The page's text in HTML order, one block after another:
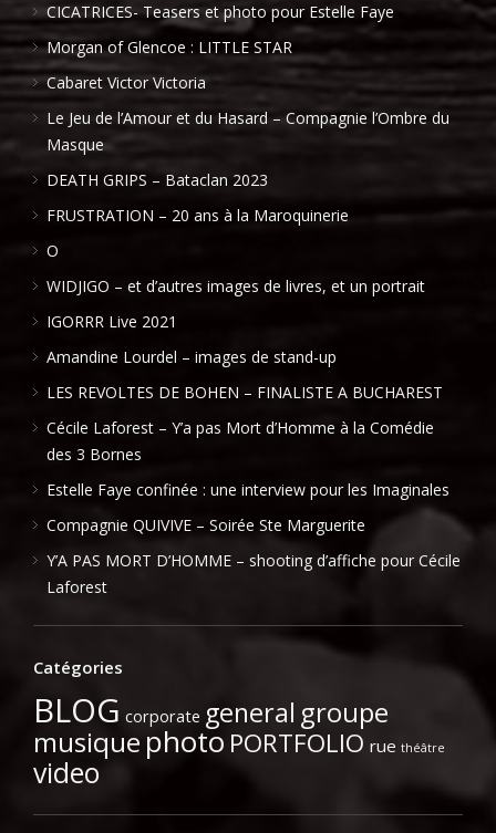
CICATRICES- Teasers et photo pour Estelle Faye
Morgan of Glencoe : LITTLE STAR
Cabaret Victor Victoria
Le Jeu de l’Amour et du Hasard – Compagnie l’Ombre du
Masque
DEATH GRIPS – Bataclan 2023
FRUSTRATION – 20 ans à la Maroquinerie
O
WIDJIGO – et d’autres images de livres, et un portrait
IGORRR Live 2021
Amandine Lourdel – images de stand-up
LES REVOLTES DE BOHEN – FINALISTE A BUCHAREST
Cécile Laforest – Y’a pas Mort d’Homme à la Comédie
des 3 Bornes
Estelle Faye confinée : une interview pour les Imaginales
Compagnie QUIVIVE – Soirée Ste Marguerite
Y’A PAS MORT D’HOMME – shooting d’affiche pour Cécile
Laforest
Catégories
BLOG corporate general groupe
musique photo PORTFOLIO rue théâtre
video